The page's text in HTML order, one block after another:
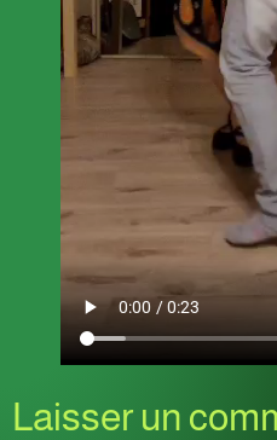
Laisser un